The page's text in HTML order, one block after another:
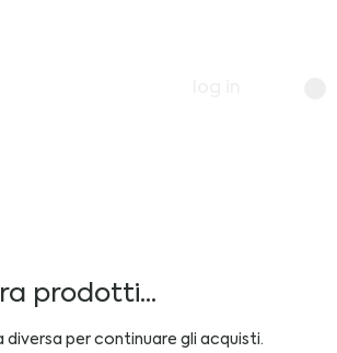
prodotti...
per continuare gli acquisti.